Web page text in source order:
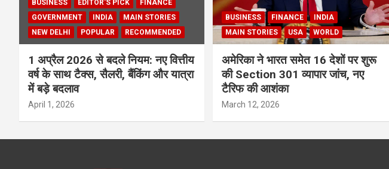
BUSINESS EDITOR'S PICK
FINANCE
GOVERNMENT
INDIA
MAIN STORIES
NEW DELHI
POPULAR RECOMMENDED
1 अप्रैल 2026 से बदले नियम: नए वित्तीय
वर्ष के साथ टैक्स, सैलरी, बैंकिंग और यात्रा
में बड़े बदलाव
April 1, 2026
BUSINESS FINANCE
INDIA
MAIN STORIES
USA WORLD
अमेरिका ने भारत समेत 16 देशों पर शुरू
की Section 301 व्यापार जांच, नए
टैरिफ की आशंका
March 12, 2026